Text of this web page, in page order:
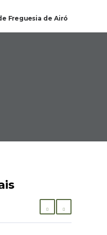
Freguesia de Airó